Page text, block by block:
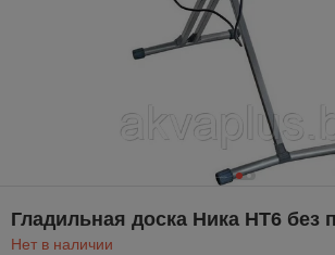
Гладильная доска Ника HT6 без
Нет в наличии